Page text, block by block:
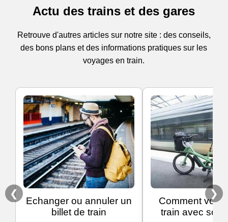
Actu des trains et des gares
Retrouve d'autres articles sur notre site : des conseils,
des bons plans et des informations pratiques sur les
voyages en train.
❮
Echanger ou annuler un
billet de train
Comment
train avec son
❯